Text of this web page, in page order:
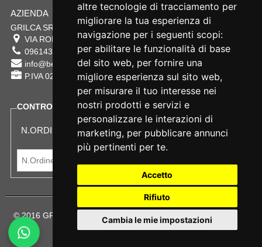
altre tecnologie di tracciamento per
migliorare la tua esperienza di
navigazione per i seguenti scopi:
per abilitare le funzionalità di base
del sito web, per fornire una
migliore esperienza sul sito web,
per misurare il tuo interesse nei
nostri prodotti e servizi e
personalizzare le interazioni di
marketing, per pubblicare annunci
più pertinenti per te.
Accetto
Rifiuto
Cambia le mie impostazioni
AZIENDA
GRILCA SRL
VIA ROMA 180 88054 SERSALE CZ
0961432177
info@bestsafety.it
P.IVA 02342180797
CONTROLLA LO STATO DEL TUO ORDINE
N.ORDINE:
© 2016 GRILCA SRL Sede Legale: VIA ROMA 180 - SERSALE -
88054